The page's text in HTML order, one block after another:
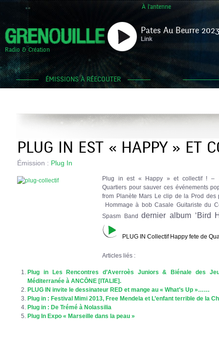
À l'antenne
Radio & Création
Pates Au Beurre
Link
ÉMISSIONS À RÉECOUTER
PLUG IN EST « HAPPY » ET
Émission : Plug In
Plug in est « Happy » et collectif ! –
Quartiers pour sauver ces événements
from Planète Mars Le clip de la Prod des
Hommage à bob Casale Guitariste du
Spasm Banddernier album ‘Bird
PLUG IN Collectif Happy fete de
Articles liés :
Plug in Les Rencontres d’Averroès Juniors & Biénale des
Méditerranée à ANCÔNE [ITALIE].
PLUG IN invite le dessinateur RED et mange au « What’s Up »……
Plug in : Festival Mimi 2013, Free Mendela et L’enfant terrible de la
Plug in : De Trémé à Nolassilia
Plug In Expo « Marseille dans la peau »